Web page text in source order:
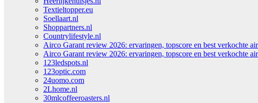
Textieltopper.eu
Soellaart.nl
Shoppartners.nl
Countrylifestyle.nl
Airco Garant review 2026: ervaringen, topscore en best verkochte
Airco Garant review 2026: ervaringen, topscore en best verkochte
123ledspots.nl
123optic.com
24uomo.com
2Lhome.nl
30mlcoffeeroasters.nl